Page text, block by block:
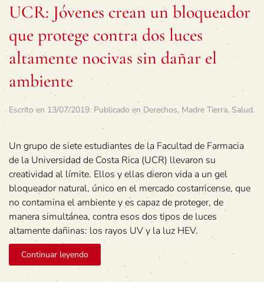
UCR: Jóvenes crean un bloqueador
que protege contra dos luces
altamente nocivas sin dañar el
ambiente
Escrito en 13/07/2019. Publicado en Derechos, Madre Tierra, Salud.
Un grupo de siete estudiantes de la Facultad de Farmacia
de la Universidad de Costa Rica (UCR) llevaron su
creatividad al límite. Ellos y ellas dieron vida a un gel
bloqueador natural, único en el mercado costarricense, que
no contamina el ambiente y es capaz de proteger, de
manera simultánea, contra esos dos tipos de luces
altamente dañinas: los rayos UV y la luz HEV.
Continuar leyendo